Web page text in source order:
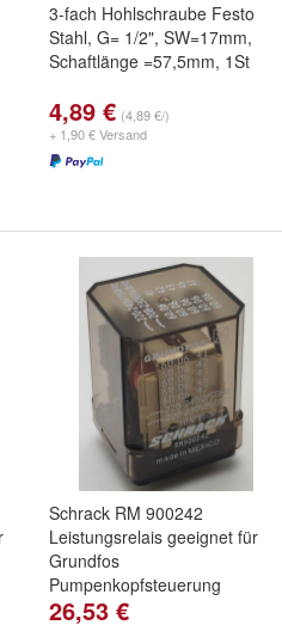
3-fach Hohlschraube Festo
Stahl, G= 1/2", SW=17mm,
Schaftlänge =57,5mm, 1St
4,89 € (4,89 €/)
+ 1,90 € Versand
Schrack RM 900242
Leistungsrelais geeignet für
Grundfos
Pumpenkopfsteuerung
26,53 €